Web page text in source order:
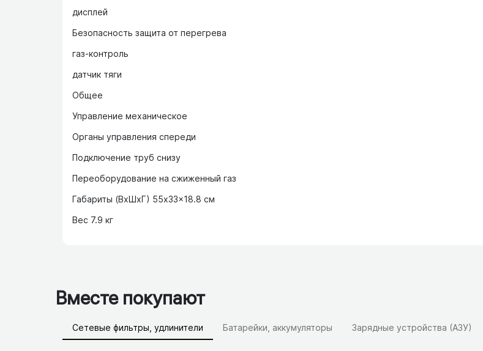
дисплей
Безопасность защита от перегрева
газ-контроль
датчик тяги
Общее
Управление механическое
Органы управления спереди
Подключение труб снизу
Переоборудование на сжиженный газ
Габариты (ВхШхГ) 55x33x18.8 см
Вес 7.9 кг
Вместе покупают
Сетевые фильтры, удлинители Батарейки, аккумуляторы Зарядные устройства (АЗУ)